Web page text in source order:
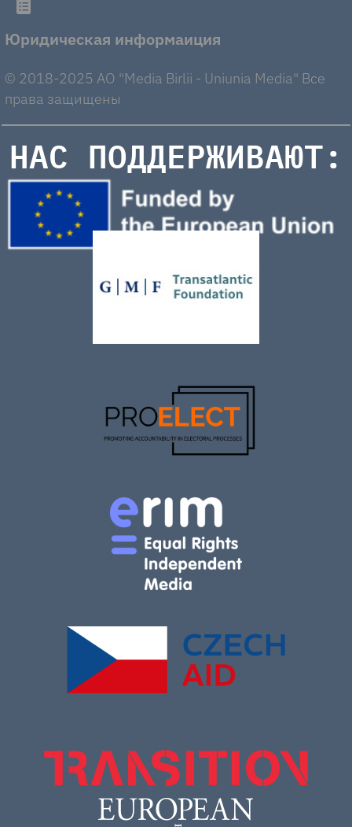
Юридическая информаиция
© 2018-2025 AO "Media Birlii - Uniunia Media" Все
права защищены
НАС ПОДДЕРЖИВАЮТ: